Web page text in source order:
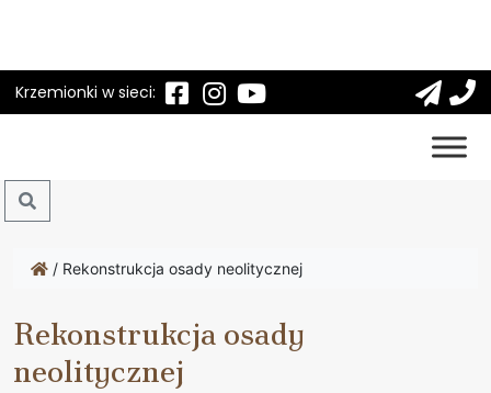
Krzemionki w sieci:
/ Rekonstrukcja osady neolitycznej
Rekonstrukcja osady
neolitycznej